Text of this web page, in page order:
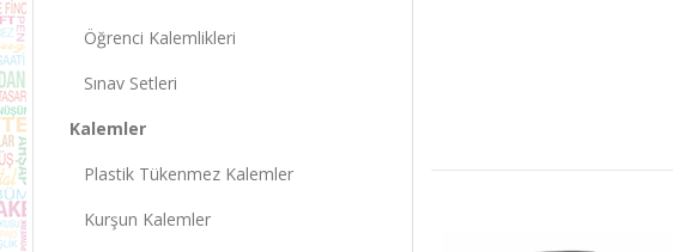
Öğrenci Kalemlikleri
Sınav Setleri
Kalemler
Plastik Tükenmez Kalemler
Kurşun Kalemler